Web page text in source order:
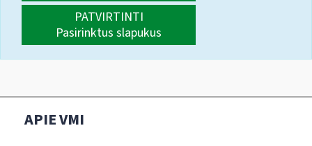
PATVIRTINTI
Pasirinktus slapukus
APIE VMI